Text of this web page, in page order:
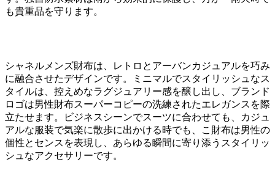
も貴重品を守ります。
シャネルメンズ財布は、レトロとアーバンカジュアルを巧み
に融合させたデザインです。ミニマルでスタイリッシュなス
タイルは、控えめなラグジュアリー感を醸し出し、ブランド
ロゴは男性財布スーパーコピーの洗練されたエレガンスを際
立たせます。ビジネスシーンでスーツに合わせても、カジュ
アルな服装で気楽に散歩に出かける時でも、こ財布は男性の
個性とセンスを表現し、あらゆる瞬間に寄り添うスタイリッ
シュなアクセサリーです。